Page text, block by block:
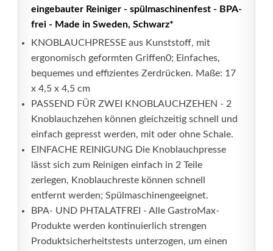
eingebauter Reiniger - spülmaschinenfest - BPA-
frei - Made in Sweden, Schwarz*
KNOBLAUCHPRESSE aus Kunststoff, mit
ergonomisch geformten Griffen0; Einfaches,
bequemes und effizientes Zerdrücken. Maße: 17
x 4,5 x 4,5 cm
PASSEND FÜR ZWEI KNOBLAUCHZEHEN - 2
Knoblauchzehen können gleichzeitig schnell und
einfach gepresst werden, mit oder ohne Schale.
EINFACHE REINIGUNG Die Knoblauchpresse
lässt sich zum Reinigen einfach in 2 Teile
zerlegen, Knoblauchreste können schnell
entfernt werden; Spülmaschinengeeignet.
BPA- UND PHTALATFREI - Alle GastroMax-
Produkte werden kontinuierlich strengen
Produktsicherheitstests unterzogen, um einen